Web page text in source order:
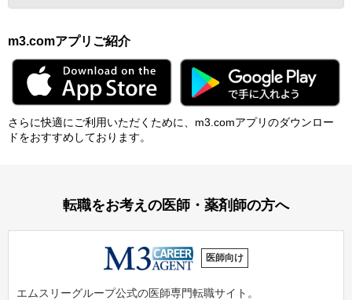
m3.comアプリご紹介
さらに快適にご利⽤いただくために、m3.comアプリのダウンロー
ドをおすすめしております。
転職をお考えの医師・薬剤師の方へ
医師向け
エムスリーグループ公式の医師専門転職サイト。